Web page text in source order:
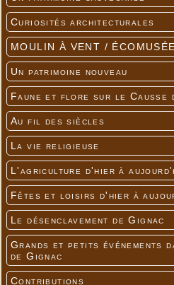
Curiosités architecturales
MOULIN À VENT / ÉCOMUSÉE
Un patrimoine nouveau
Faune et flore sur le Causse
Au fil des siècles
La vie religieuse
L'agriculture d'hier à
Fêtes et loisirs d'hier à
Le désenclavement de Gignac
Grands et petits événements
de Gignac
Contributions